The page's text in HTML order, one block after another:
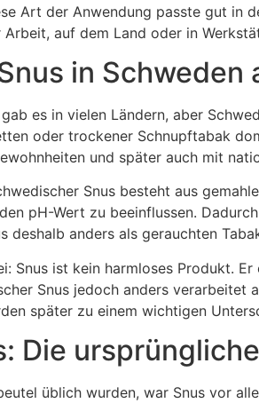
Art der Anwendung passte gut in
auf dem Land oder in
in
es in vielen Ländern, aber
oder trockener Schnupftabak
und später auch mit
Snus besteht aus
pH-Wert zu beeinflussen.
deshalb anders als gerauchten
Snus ist kein harmloses Produkt.
Snus jedoch anders
später zu einem wichtigen
Die
üblich wurden, war Snus vor